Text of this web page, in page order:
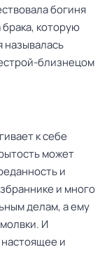
богиня
которую
называлась
близнецом
к себе
может
и
и много
делам, а ему
И
и